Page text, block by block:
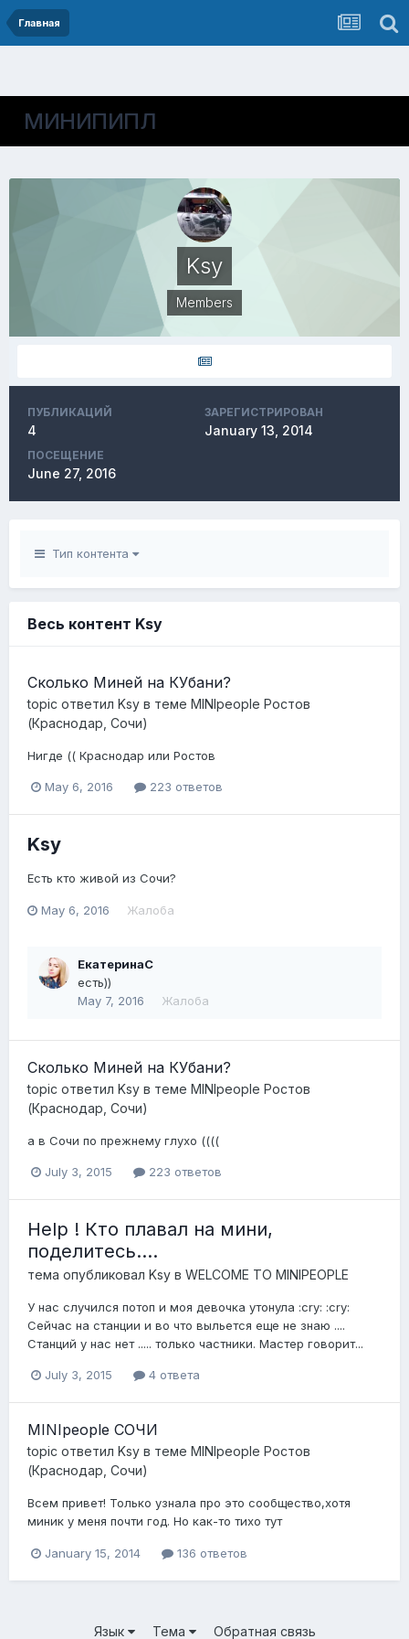
Главная
МИНИПИПЛ
Ksy
Members
ПУБЛИКАЦИЙ
4
ЗАРЕГИСТРИРОВАН
January 13, 2014
ПОСЕЩЕНИЕ
June 27, 2016
Тип контента
Весь контент Ksy
Сколько Миней на КУбани?
topic ответил Ksy в теме MINIpeople Ростов
(Краснодар, Сочи)
Нигде (( Краснодар или Ростов
May 6, 2016 223 ответов
Ksy
Есть кто живой из Сочи?
May 6, 2016 Жалоба
ЕкатеринаС
есть))
May 7, 2016
Жалоба
Сколько Миней на КУбани?
topic ответил Ksy в теме MINIpeople Ростов
(Краснодар, Сочи)
а в Сочи по прежнему глухо ((((
July 3, 2015 223 ответов
Help ! Кто плавал на мини,
поделитесь....
тема опубликовал Ksy в WELCOME TO MINIPEOPLE
У нас случился потоп и моя девочка утонула :cry: :cry:
Сейчас на станции и во что выльется еще не знаю ....
Станций у нас нет ..... только частники. Мастер говорит...
July 3, 2015 4 ответа
MINIpeople СОЧИ
topic ответил Ksy в теме MINIpeople Ростов
(Краснодар, Сочи)
Всем привет! Только узнала про это сообщество,хотя
миник у меня почти год. Но как-то тихо тут
January 15, 2014 136 ответов
Язык Тема Обратная связь